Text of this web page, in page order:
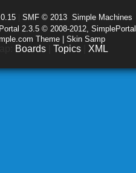
|SMF © 2013 ,Simple Machines
2.3.5 © 2008-2012, SimplePortal
Theme | Skin Samp
Boards |Topics XML